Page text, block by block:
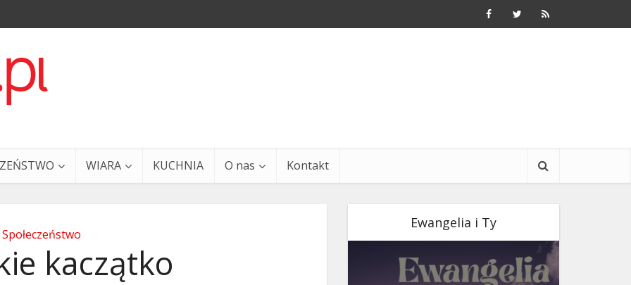
WIARA KUCHNIA O nas Kontakt
Społeczeństwo
kaczątko
Ewangelia i Ty